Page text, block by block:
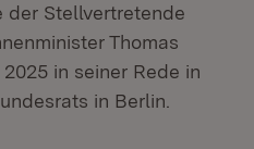
der Stellvertretende
Thomas
in seiner Rede in
in Berlin.